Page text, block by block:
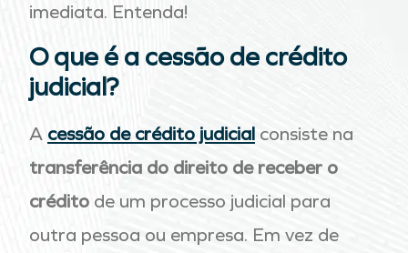
imediata. Entenda!
O que é a cessão de crédito
judicial?
A cessão de crédito judicial consiste na
transferência do direito de receber o
crédito de um processo judicial para
outra pessoa ou empresa. Em vez de